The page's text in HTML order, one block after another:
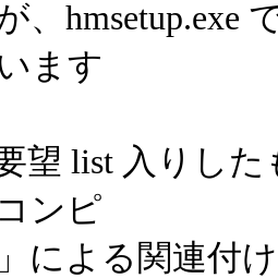
、hmsetup.exe
ます
望 list 入りした
ンピ
による関連付